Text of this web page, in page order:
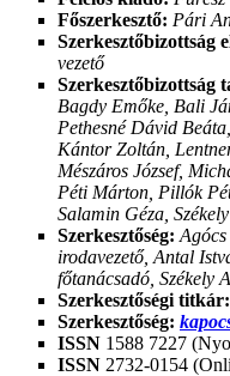
Főszerkesztő: Pári
Szerkesztőbizottság
vezető
Szerkesztőbizottság
Bagdy Emőke, Bali
Pethesné Dávid
Kántor Zoltán,
Mészáros József,
Péti Márton, Pillók
Salamin Géza,
Szerkesztőség: Agócs
irodavezető, Antal
főtanácsadó, Székely
Szerkesztőségi titkár:
Szerkesztőség:
ISSN 1588 7227
ISSN 2732-0154